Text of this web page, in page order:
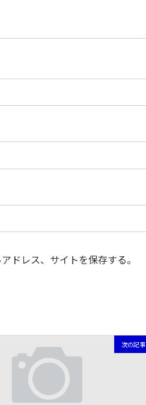
ドレス、サイトを保存する。
次の記事